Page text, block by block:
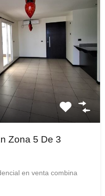
Zona 5 De 3
en venta combina